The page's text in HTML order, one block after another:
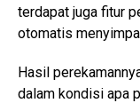
terdapat juga fitur
otomatis
Hasil
dalam kondisi apa